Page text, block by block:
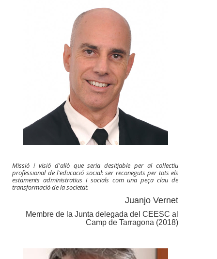
Missió i visió d'allò que seria desitjable per al col·lectiu
professional de l'educació social: ser reconeguts per tots els
estaments administratius i socials com una peça clau de
transformació de la societat.
Juanjo Vernet
Membre de la Junta delegada del CEESC al
Camp de Tarragona (2018)